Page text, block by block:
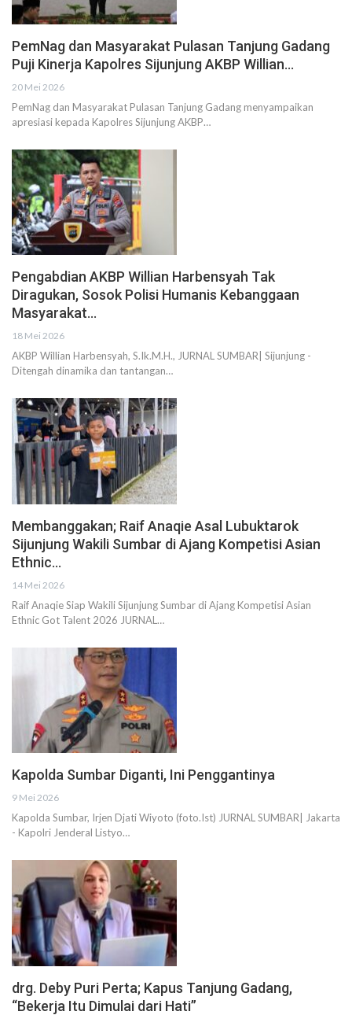
PemNag dan Masyarakat Pulasan Tanjung Gadang
Puji Kinerja Kapolres Sijunjung AKBP Willian…
20 Mei 2026
PemNag dan Masyarakat Pulasan Tanjung Gadang menyampaikan
apresiasi kepada Kapolres Sijunjung AKBP…
Pengabdian AKBP Willian Harbensyah Tak
Diragukan, Sosok Polisi Humanis Kebanggaan
Masyarakat…
18 Mei 2026
AKBP Willian Harbensyah, S.Ik.M.H., JURNAL SUMBAR| Sijunjung -
Ditengah dinamika dan tantangan…
Membanggakan; Raif Anaqie Asal Lubuktarok
Sijunjung Wakili Sumbar di Ajang Kompetisi Asian
Ethnic…
14 Mei 2026
Raif Anaqie Siap Wakili Sijunjung Sumbar di Ajang Kompetisi Asian
Ethnic Got Talent 2026 JURNAL…
Kapolda Sumbar Diganti, Ini Penggantinya
9 Mei 2026
Kapolda Sumbar, Irjen Djati Wiyoto (foto.Ist) JURNAL SUMBAR| Jakarta
- Kapolri Jenderal Listyo…
drg. Deby Puri Perta; Kapus Tanjung Gadang,
“Bekerja Itu Dimulai dari Hati”